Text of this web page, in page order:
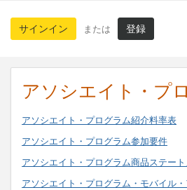
サインイン または 登録
アソシエイト・プ
アソシエイト・プログラム紹介料率表
アソシエイト・プログラム参加要件
アソシエイト・プログラム商品ステート
アソシエイト・プログラム・モバイル